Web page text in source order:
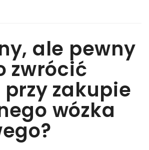
ale pewny
zwrócić
zakupie
wózka